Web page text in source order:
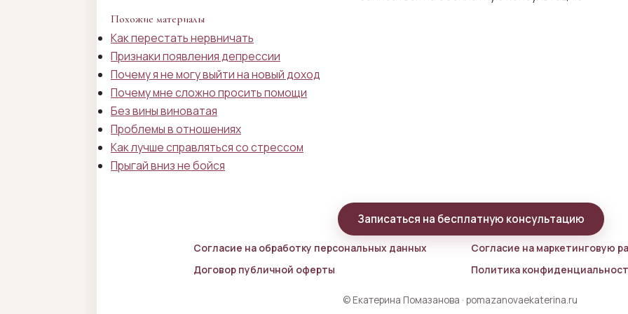
Похожие материалы
Как перестать нервничать
Признаки появления депрессии
Почему я не могу выйти на новый доход
Почему мне сложно просить помощи
Без вины виноватая
Проблемы в отношениях
Как лучше справляться со стрессом
Прыгай вниз не бойся
Записаться на бесплатную консультацию
Согласие на обработку персональных данных
Согласие на маркетинговую
Договор публичной оферты
Политика
© Екатерина Помазанова · pomazanovaekaterina.ru